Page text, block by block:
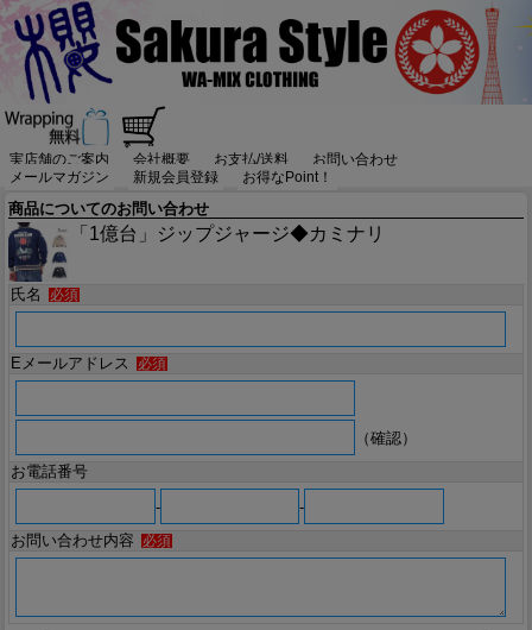
実店舗のご案内 会社概要 お支払/送料
お問い合わせ
メールマガジン
新規会員登録 お得なPoint！
商品についてのお問い合わせ
「1億台」ジップジャージ◆カミナリ
氏名 必須
Eメールアドレス 必須
（確認）
お電話番号
-
-
お問い合わせ内容
必須